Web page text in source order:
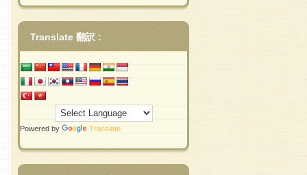
Translate 翻訳 :
Powered by Translate